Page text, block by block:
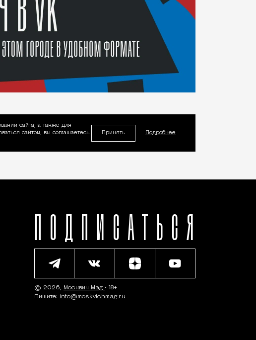
сайта, а также для
сайтом, вы соглашаетесь
Принять Подробнее
ПОДПИСАТЬСЯ
© 2026, Москвич Mag • 18+
Пишите: info@moskvichmag.ru